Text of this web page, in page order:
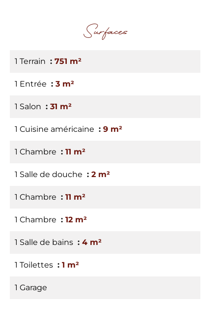
Surfaces
1 Terrain 751 m²
1 Entrée 3 m²
1 Salon 31 m²
1 Cuisine américaine 9 m²
1 Chambre 11 m²
1 Salle de douche 2 m²
1 Chambre 11 m²
1 Chambre 12 m²
1 Salle de bains 4 m²
1 Toilettes 1 m²
1 Garage